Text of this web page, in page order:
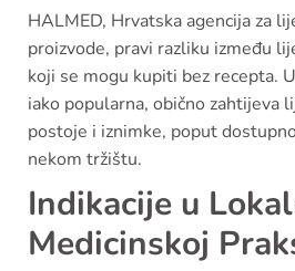
HALMED, Hrvatska agencija za
proizvode, pravi razliku između
koji se mogu kupiti bez recepta.
iako popularna, obično zahtijeva
postoje i iznimke, poput
nekom tržištu.
Indikacije u
Medicinskoj